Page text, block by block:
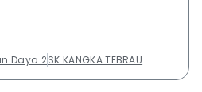
Daya 2SK KANGKA TEBRAU